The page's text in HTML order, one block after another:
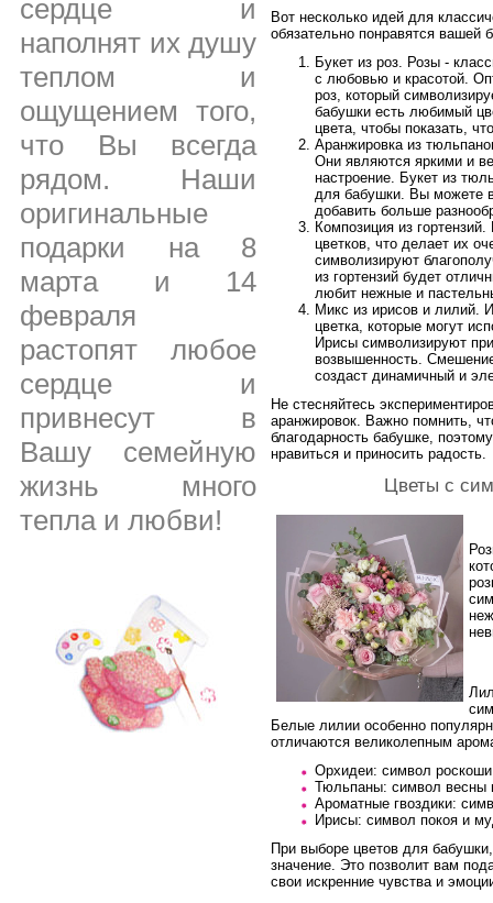
сердце и
наполнят их душу
теплом и
ощущением того,
что Вы всегда
рядом. Наши
оригинальные
подарки на 8
марта и 14
февраля
растопят любое
сердце и
привнесут в
Вашу семейную
жизнь много
тепла и любви!
Вот несколько идей для
обязательно понравятся вашей
Букет из роз. Розы -
с любовью и красотой.
роз, который
бабушки есть любимый
цвета, чтобы показать,
Аранжировка из
Они являются яркими и
настроение. Букет из
для бабушки. Вы можете
добавить больше
Композиция из
цветков, что делает их
символизируют
из гортензий будет
любит нежные и
Микс из ирисов и лилий.
цветка, которые могут
Ирисы символизируют
возвышенность.
создаст динамичный и
Не стесняйтесь
аранжировок. Важно помнить,
благодарность бабушке,
нравиться и приносить радость.
Цветы с
Белые лилии особенно
отличаются великолепным
Орхидеи: символ роскоши
Тюльпаны: символ весны
Ароматные гвоздики:
Ирисы: символ покоя и
При выборе цветов для
значение. Это позволит вам
свои искренние чувства и